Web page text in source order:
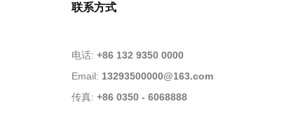
联系方式
电话: +86 132 9350 0000
Email: 13293500000@163.com
传真: +86 0350 - 6068888